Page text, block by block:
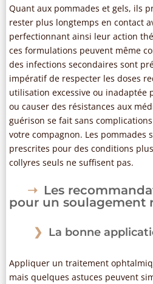
Quant aux pommades et gels, ils
rester plus longtemps en contact
perfectionnant ainsi leur action
ces formulations peuvent même
des infections secondaires sont
impératif de respecter les doses
utilisation excessive ou inadaptée
ou causer des résistances aux
guérison se fait sans
votre compagnon. Les pommades
prescrites pour des conditions
collyres seuls ne suffisent pas.
Les
pour un soulagement
La bonne
Appliquer un traitement
mais quelques astuces peuvent